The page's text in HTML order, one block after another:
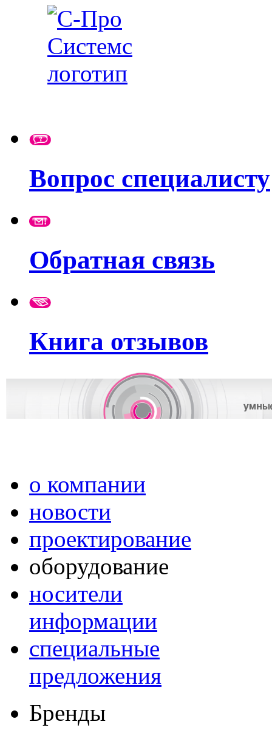
Вопрос специалисту
Обратная связь
Книга отзывов
о компании
новости
проектирование
оборудование
носители
информации
специальные
предложения
Бренды